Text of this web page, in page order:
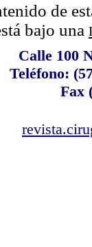
de
bajo una
Calle 100
Teléfono:
Fax